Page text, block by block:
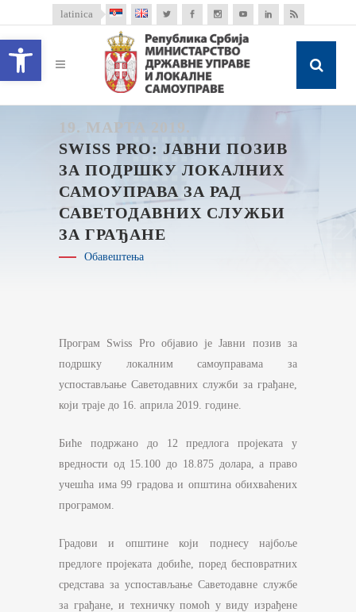
Open toolbar
latinica
19. МАРТА 2019.
SWISS PRO: ЈАВНИ ПОЗИВ
ЗА ПОДРШКУ ЛОКАЛНИХ
САМОУПРАВА ЗА РАД
САВЕТОДАВНИХ СЛУЖБИ
ЗА ГРАЂАНЕ
Обавештења
Програм Swiss Pro објавио је Јавни позив за
подршку локалним самоуправама за
успостављање Саветодавних служби за грађане,
који траје до 16. априла 2019. године.
Биће подржано до 12 предлога пројеката у
вредности од 15.100 до 18.875 долара, а право
учешћа има 99 градова и општина обихваћених
програмом.
Градови и општине који поднесу најбоље
предлоге пројеката добиће, поред бесповратних
средстава за успостављање Саветодавне службе
за грађане, и техничку помоћ у виду израђене